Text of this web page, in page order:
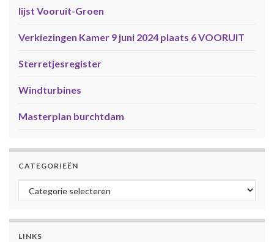
lijst Vooruit-Groen
Verkiezingen Kamer 9 juni 2024 plaats 6 VOORUIT
Sterretjesregister
Windturbines
Masterplan burchtdam
CATEGORIEËN
Categorieën
LINKS